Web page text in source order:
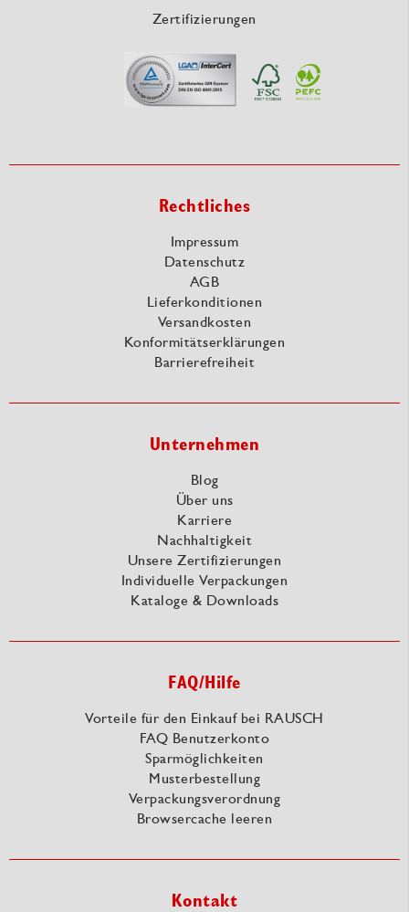
Zertifizierungen
Rechtliches
Impressum
Datenschutz
AGB
Lieferkonditionen
Versandkosten
Konformitätserklärungen
Barrierefreiheit
Unternehmen
Blog
Über uns
Karriere
Nachhaltigkeit
Unsere Zertifizierungen
Individuelle Verpackungen
Kataloge & Downloads
FAQ/Hilfe
Vorteile für den Einkauf bei RAUSCH
FAQ Benutzerkonto
Sparmöglichkeiten
Musterbestellung
Verpackungsverordnung
Browsercache leeren
Kontakt